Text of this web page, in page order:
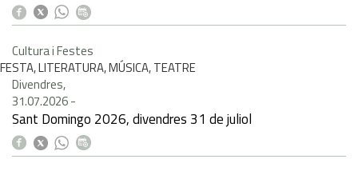
Cultura i Festes
FESTA, LITERATURA, MÚSICA, TEATRE
Divendres,
31.07.2026-
Sant Domingo 2026, divendres 31 de juliol